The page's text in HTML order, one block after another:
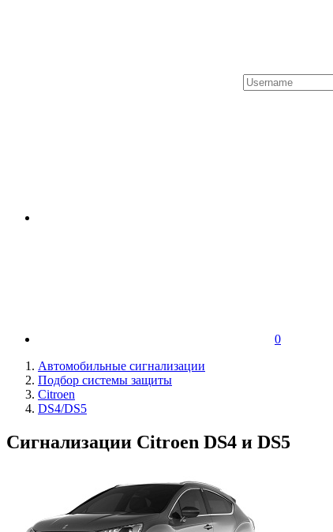
0
Автомобильные сигнализации
Подбор системы защиты
Citroen
DS4/DS5
Сигнализации Citroen DS4 и DS5